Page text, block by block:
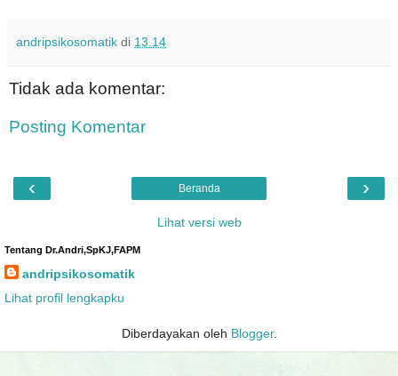
andripsikosomatik di 13.14
Tidak ada komentar:
Posting Komentar
‹ ›
Beranda
Lihat versi web
Tentang Dr.Andri,SpKJ,FAPM
andripsikosomatik
Lihat profil lengkapku
Diberdayakan oleh Blogger.